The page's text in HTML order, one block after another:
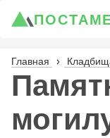
Главная